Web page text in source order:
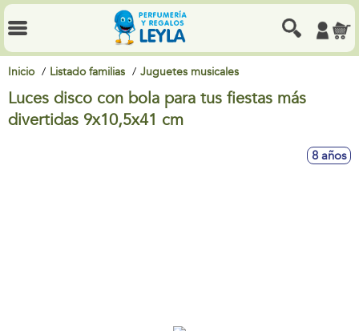
Inicio Listado familias Juguetes musicales
Luces disco con bola para tus fiestas más
divertidas 9x10,5x41 cm
8 años